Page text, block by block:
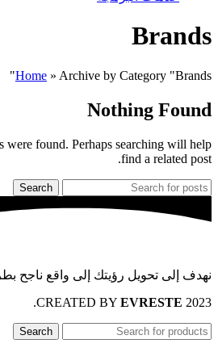
Brands
Home » Archive by Category "Brands"
Nothing Found
were found. Perhaps searching will help
find a related post.
Search
نهدف إلى تحويل رؤيتك إلى واقع ناجح
2023 CREATED BY
EVRESTE
.
Search